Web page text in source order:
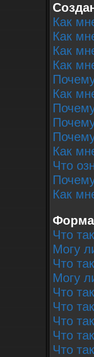
Как
Как
Как
Как
Как
Как
Что
Как
Что
Могу
Что
Могу
Что
Что
Что
Что
Что